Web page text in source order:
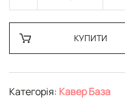
КУПИТИ
Категорія: Кавер База